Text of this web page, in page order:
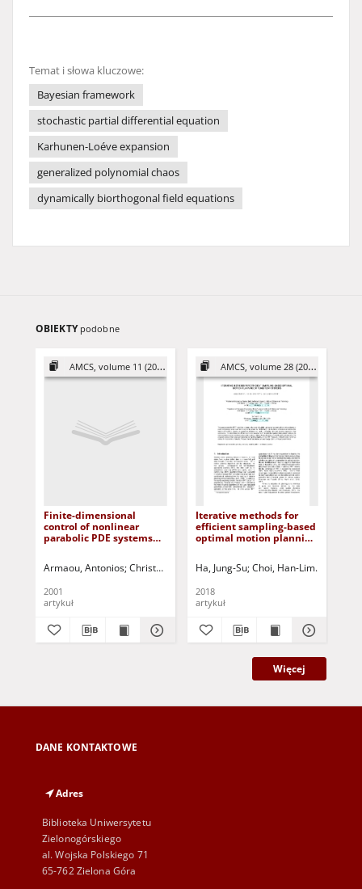
Temat i słowa kluczowe:
Bayesian framework
stochastic partial differential equation
Karhunen-Loéve expansion
generalized polynomial chaos
dynamically biorthogonal field equations
OBIEKTY podobne
AMCS, volume 11 (2001)
Finite-dimensional
control of nonlinear
parabolic PDE systems
empirical eigenfunctions
Armaou, Antonios Christofides, Panagiotis D. Korbicz, Józef (1951- ) -
2001
artykuł
AMCS, volume 28 (2018)
Iterative methods for
efficient sampling-based
optimal motion planning
Ha, Jung-Su Choi, Han-Lim
2018
artykuł
Więcej
DANE KONTAKTOWE
Adres
Biblioteka Uniwersytetu
Zielonogórskiego
al. Wojska Polskiego 71
65-762 Zielona Góra